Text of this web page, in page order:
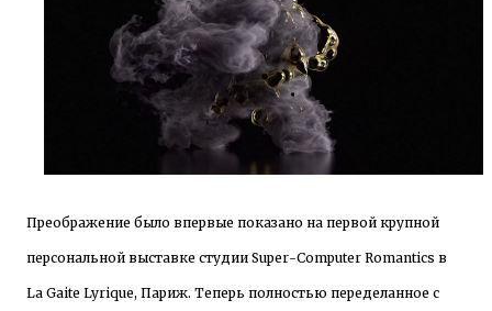
Преображение было впервые показано на первой крупной
персональной выставке студии Super-Computer Romantics в
La Gaite Lyrique, Париж. Теперь полностью переделанное с